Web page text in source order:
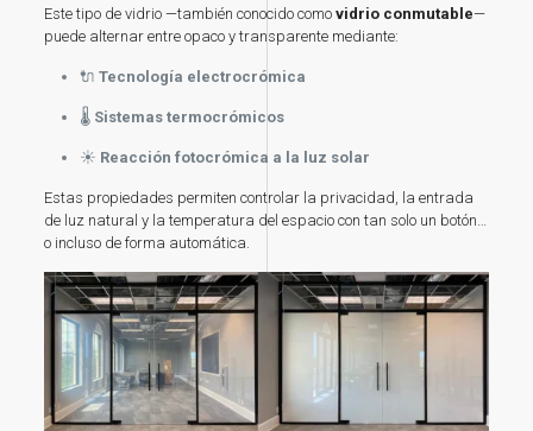
Este tipo de vidrio —también conocido como vidrio conmutable—
puede alternar entre opaco y transparente mediante:
🔌 Tecnología electrocrómica
🌡️ Sistemas termocrómicos
☀️ Reacción fotocrómica a la luz solar
Estas propiedades permiten controlar la privacidad, la entrada
de luz natural y la temperatura del espacio con tan solo un botón…
o incluso de forma automática.